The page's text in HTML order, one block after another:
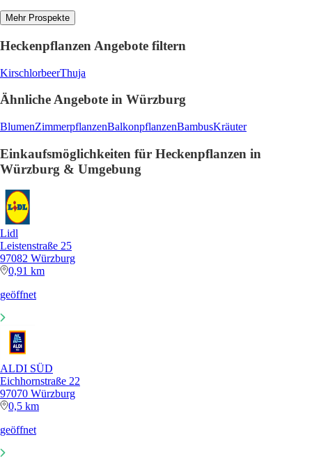
Mehr Prospekte
Heckenpflanzen Angebote filtern
KirschlorbeerThuja
Ähnliche Angebote in Würzburg
BlumenZimmerpflanzenBalkonpflanzenBambusKräuter
Einkaufsmöglichkeiten für Heckenpflanzen in
Würzburg & Umgebung
Lidl
Leistenstraße 25
97082 Würzburg
0,91 km
geöffnet
ALDI SÜD
Eichhornstraße 22
97070 Würzburg
0,5 km
geöffnet